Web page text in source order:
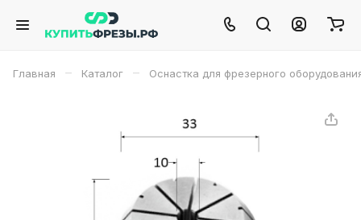
Главная – Каталог – Оснастка для фрезерного